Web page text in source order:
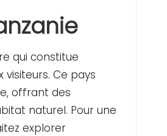
qui constitue
Ce pays
offrant des
naturel. Pour une
explorer